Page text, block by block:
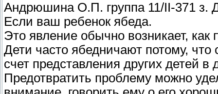
Андрюшина О.П. группа 11/II-371 з.
Если ваш ребенок ябеда.
Это явление обычно возникает,
Дети часто ябедничают потому, что
счет представления других детей в
Предотвратить проблему можно